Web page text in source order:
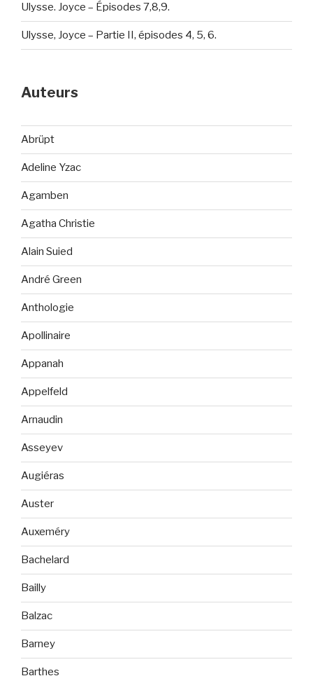
Ulysse. Joyce – Épisodes 7,8,9.
Ulysse, Joyce – Partie II, épisodes 4, 5, 6.
Auteurs
Abrüpt
Adeline Yzac
Agamben
Agatha Christie
Alain Suied
André Green
Anthologie
Apollinaire
Appanah
Appelfeld
Arnaudin
Asseyev
Augiéras
Auster
Auxeméry
Bachelard
Bailly
Balzac
Barney
Barthes